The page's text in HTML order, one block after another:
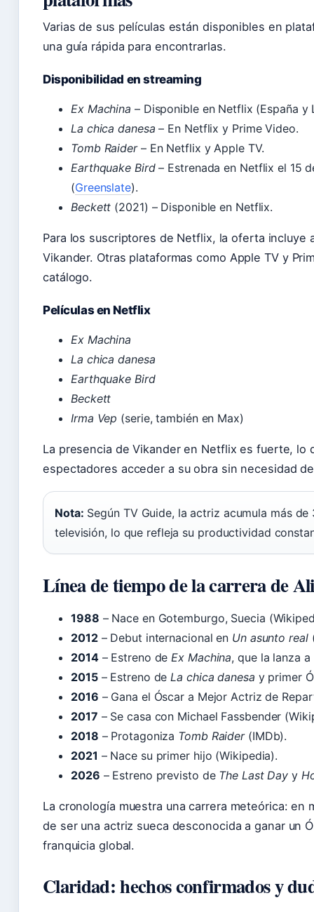
Varias de sus películas están disponibles en
una guía rápida para encontrarlas.
Disponibilidad en streaming
Ex Machina – Disponible en Netflix (España y
La chica danesa – En Netflix y Prime Video.
Tomb Raider– En Netflix y Apple TV.
Earthquake Bird– Estrenada en Netflix el 15
(Greenslate).
Beckett (2021) – Disponible en Netflix.
Para los suscriptores de Netflix, la oferta incluye
Vikander. Otras plataformas como Apple TV y
catálogo.
Películas en Netflix
Ex Machina
La chica danesa
Earthquake Bird
Beckett
Irma Vep (serie, también en Max)
La presencia de Vikander en Netflix es fuerte, lo
espectadores acceder a su obra sin necesidad
Nota: Según TV Guide, la actriz acumula más
televisión, lo que refleja su productividad
Línea de tiempo de la carrera de
1988 – Nace en Gotemburgo, Suecia
2012– Debut internacional en Un asunto real
2014– Estreno deEx Machina, que la lanza
2015– Estreno deLa chica danesa y primer
2016 – Gana el Óscar a Mejor Actriz de
2017 – Se casa con Michael Fassbender
2018 – Protagoniza Tomb Raider(IMDb).
2021 – Nace su primer hijo (Wikipedia).
2026 – Estreno previsto de The Last Day y
La cronología muestra una carrera meteórica: en
de ser una actriz sueca desconocida a ganar un
franquicia global.
Claridad: hechos confirmados y